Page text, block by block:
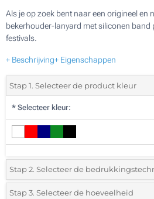
Als je op zoek bent naar een origineel en
bekerhouder-lanyard met siliconen band
festivals.
+ Beschrijving+ Eigenschappen
Stap 1. Selecteer de product kleur
* Selecteer kleur:
Stap 2. Selecteer de
*Selecteer de bedrukking en kleuren van
Stap 3. Selecteer de hoeveelheid